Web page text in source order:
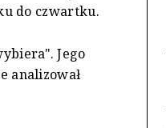
do czwartku.
Jego
analizował